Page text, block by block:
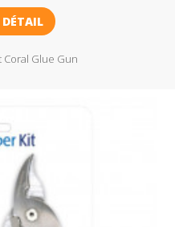
DÉTAIL
Glue Gun